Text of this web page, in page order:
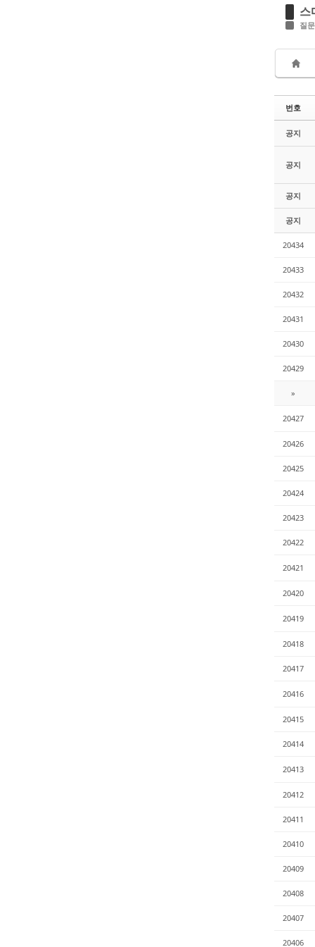
스
질
번호
공지
공지
공지
공지
20434
20433
20432
20431
20430
20429
»
20427
20426
20425
20424
20423
20422
20421
20420
20419
20418
20417
20416
20415
20414
20413
20412
20411
20410
20409
20408
20407
20406